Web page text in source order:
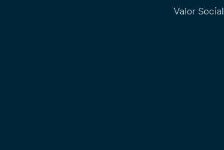
Valor Social